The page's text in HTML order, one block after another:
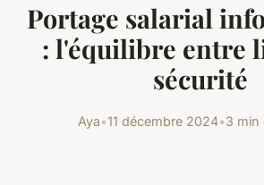
Portage salarial
: l'équilibre entre
sécurité
Aya•11 décembre 2024•3 min